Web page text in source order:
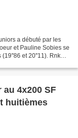
a débuté par les
et Pauline Sobies se
et 20''11). Rnk
4x200 SF
huitièmes